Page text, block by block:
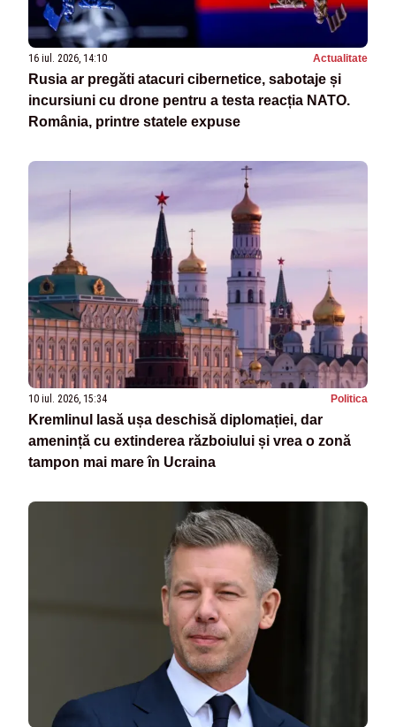
16 iul. 2026, 14:10 Actualitate
Rusia ar pregăti atacuri cibernetice, sabotaje și
incursiuni cu drone pentru a testa reacția NATO.
România, printre statele expuse
10 iul. 2026, 15:34 Politica
Kremlinul lasă ușa deschisă diplomației, dar
amenință cu extinderea războiului și vrea o zonă
tampon mai mare în Ucraina